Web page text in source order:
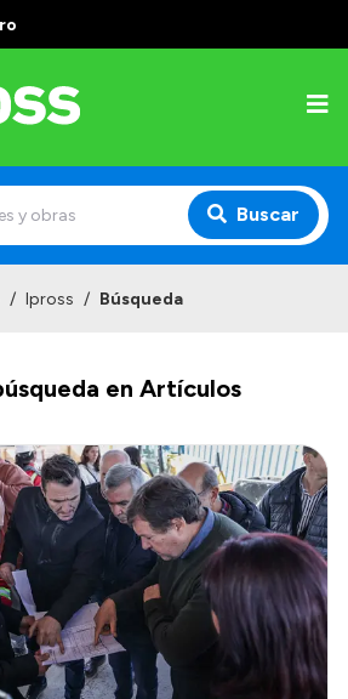
Buscar
/ Ipross / Búsqueda
en Artículos